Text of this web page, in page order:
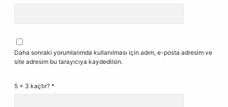
Daha sonraki yorumlarımda kullanılması için adım, e-posta adresim ve
site adresim bu tarayıcıya kaydedilsin.
5 + 3 kaçtır? *